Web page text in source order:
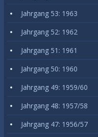
Jahrgang 53: 1963
Jahrgang 52: 1962
Jahrgang 51: 1961
Jahrgang 50: 1960
Jahrgang 49: 1959/60
Jahrgang 48: 1957/58
Jahrgang 47: 1956/57